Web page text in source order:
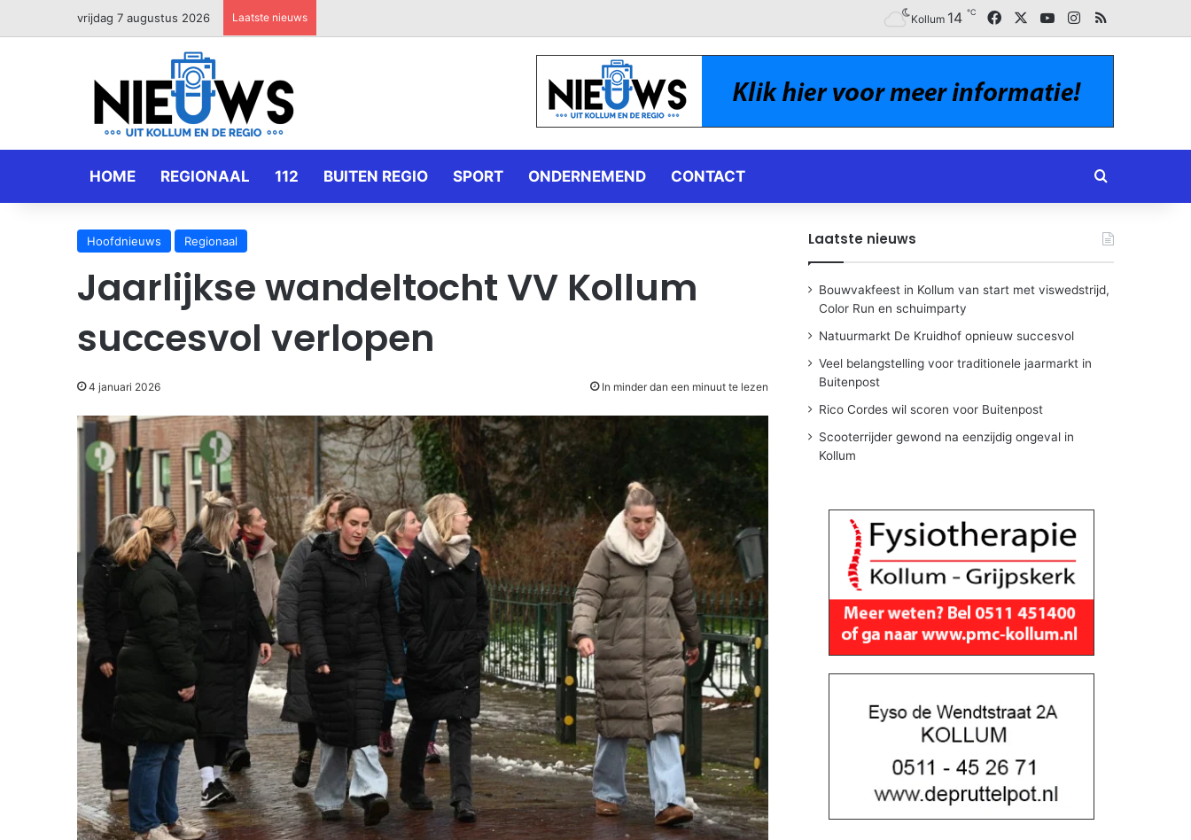
vrijdag 7 augustus 2026 Laatste nieuws Kollum 14 ℃ FacebookYouTubeInstagram
RSS
HOME REGIONAAL 112 BUITEN REGIO SPORT ONDERNEMEND CONTACT Zoeken naar
Hoofdnieuws Regionaal
Jaarlijkse wandeltocht VV Kollum
succesvol verlopen
4 januari 2026 In minder dan een minuut te lezen
Laatste nieuws
Bouwvakfeest in Kollum van start met viswedstrijd,
Color Run en schuimparty
Natuurmarkt De Kruidhof opnieuw succesvol
Veel belangstelling voor traditionele jaarmarkt in
Buitenpost
Rico Cordes wil scoren voor Buitenpost
Scooterrijder gewond na eenzijdig ongeval in
Kollum